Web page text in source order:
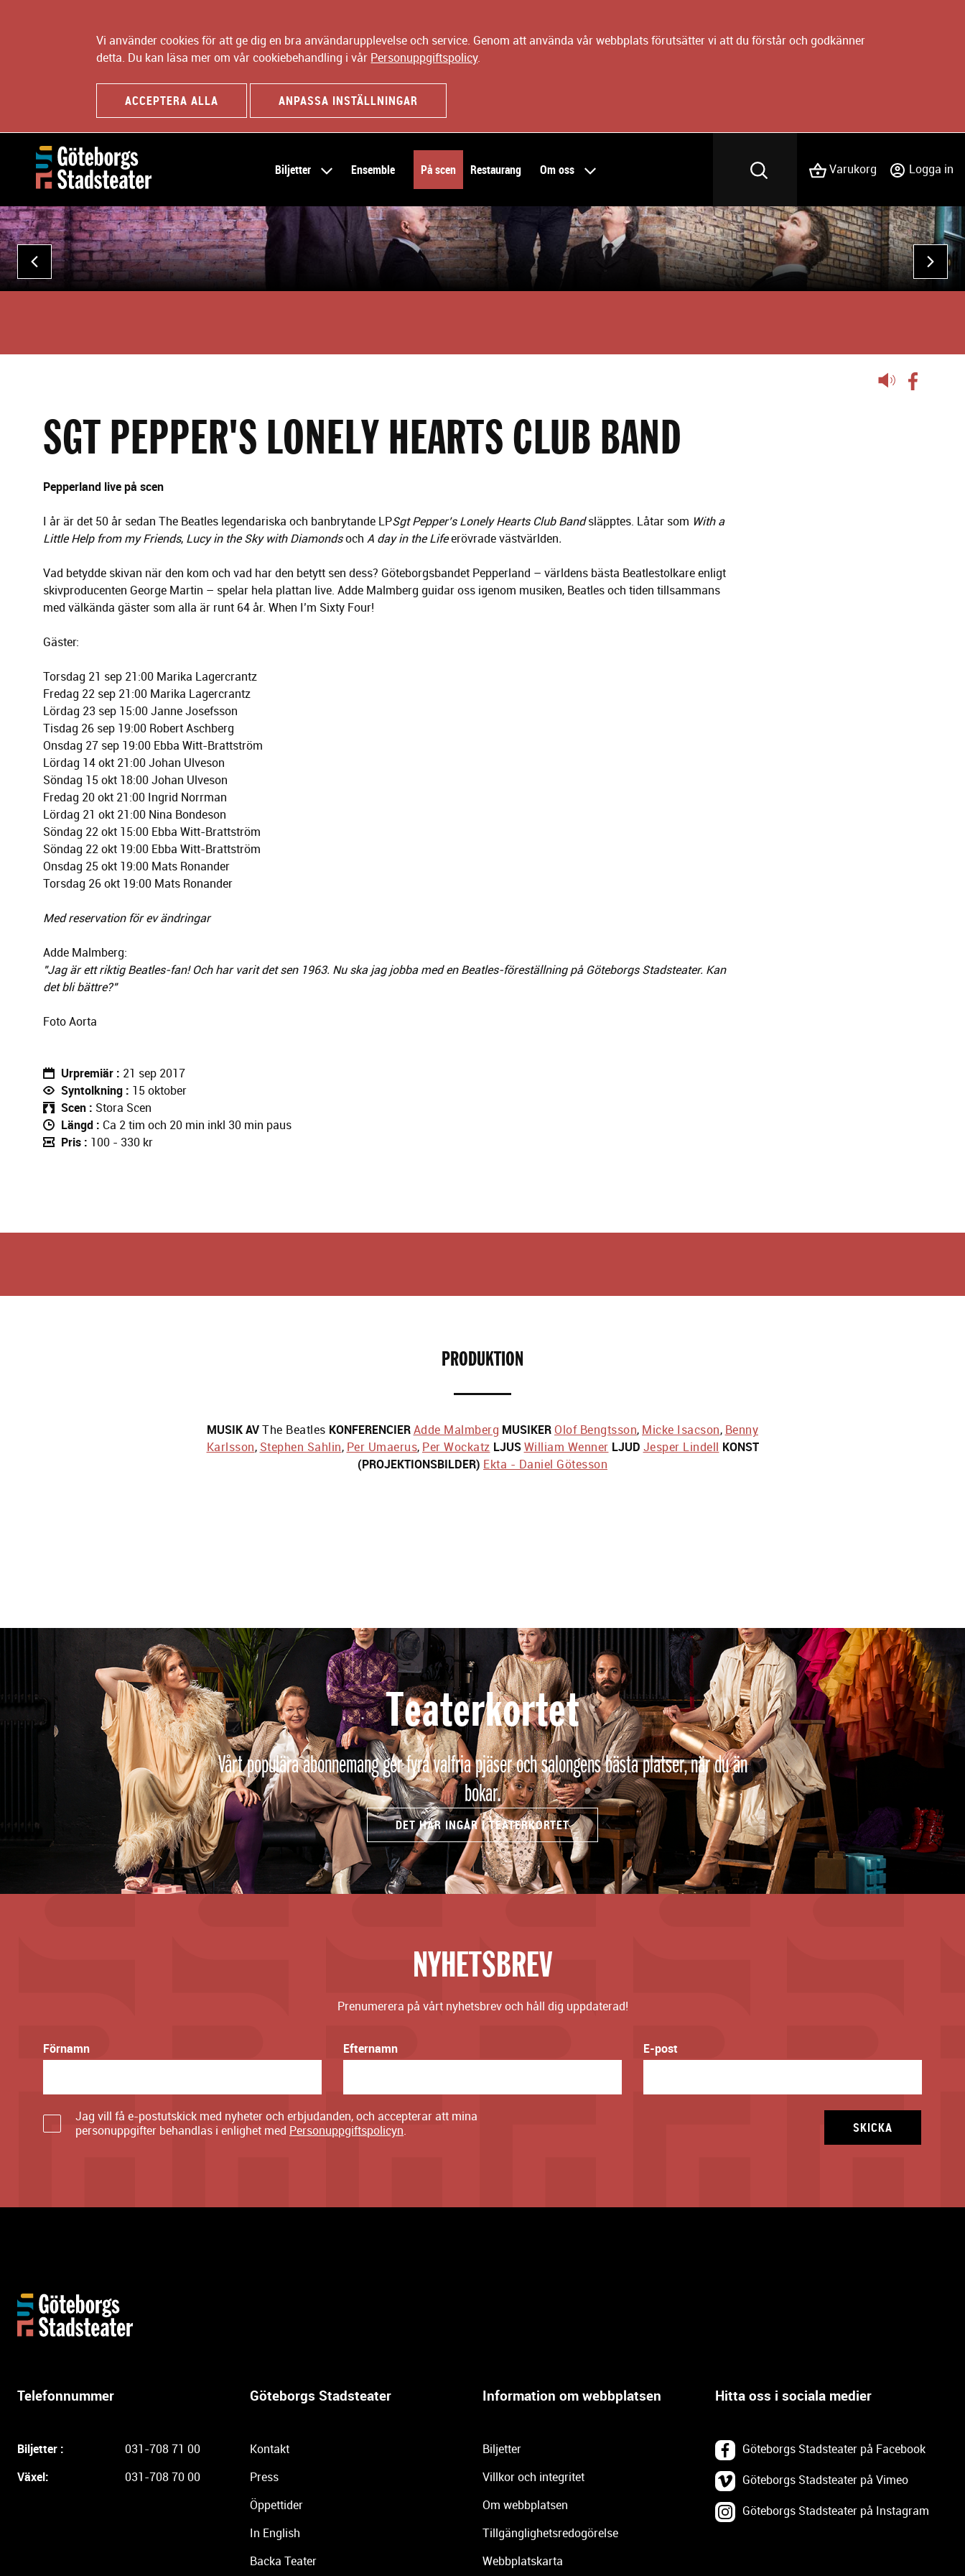
Vi använder cookies för att ge dig en bra användarupplevelse och service. Genom att använda vår webbplats förutsätter vi att du förstår och godkänner
detta. Du kan läsa mer om vår cookiebehandling i vår Personuppgiftspolicy.
ACCEPTERA ALLA ANPASSA INSTÄLLNINGAR
Varukorg Logga in
H
v
u
d
v
r
Biljetter Ensemble På scen Restaurang Om oss
B
i
l
d
s FÖREGÅENDE NÄSTA
Lyssna
SGT PEPPER'S LONELY HEARTS CLUB BAND
Pepperland live på scen
I år är det 50 år sedan The Beatles legendariska och banbrytande LPSgt Pepper’s Lonely Hearts Club Bandsläpptes. Låtar som With a
Little Help from my Friends, Lucy in the Sky with Diamondsoch A day in the Lifeerövrade västvärlden.
Vad betydde skivan när den kom och vad har den betytt sen dess? Göteborgsbandet Pepperland – världens bästa Beatlestolkare enligt
skivproducenten George Martin – spelar hela plattan live. Adde Malmberg guidar oss igenom musiken, Beatles och tiden tillsammans
med välkända gäster som alla är runt 64 år. When I’m Sixty Four!
Gäster:
Torsdag 21 sep 21:00 Marika Lagercrantz
Fredag 22 sep 21:00 Marika Lagercrantz
Lördag 23 sep 15:00 Janne Josefsson
Tisdag 26 sep 19:00 Robert Aschberg
Onsdag 27 sep 19:00 Ebba Witt-Brattström
Lördag 14 okt 21:00 Johan Ulveson
Söndag 15 okt 18:00 Johan Ulveson
Fredag 20 okt 21:00 Ingrid Norrman
Lördag 21 okt 21:00 Nina Bondeson
Söndag 22 okt 15:00 Ebba Witt-Brattström
Söndag 22 okt 19:00 Ebba Witt-Brattström
Onsdag 25 okt 19:00 Mats Ronander
Torsdag 26 okt 19:00 Mats Ronander
Med reservation för ev ändringar
Adde Malmberg:
"Jag är ett riktig Beatles-fan! Och har varit det sen 1963. Nu ska jag jobba med en Beatles-föreställning på Göteborgs Stadsteater. Kan
det bli bättre?"
Foto Aorta
Urpremiär
21 sep 2017
Syntolkning
15 oktober
Scen
Stora Scen
Längd
Ca 2 tim och 20 min inkl 30 min paus
Pris
100 - 330 kr
PRODUKTION
MUSIK AVThe Beatles KONFERENCIER Adde Malmberg MUSIKER Olof Bengtsson, Micke Isacson, Benny
Karlsson, Stephen Sahlin, Per Umaerus, Per Wockatz LJUS William Wenner LJUD Jesper Lindell KONST
(PROJEKTIONSBILDER) Ekta - Daniel Götesson
Teaterkortet
Vårt populära abonnemang ger fyra valfria pjäser och salongens bästa platser, när du än
bokar.
DET HÄR INGÅR I TEATERKORTET
NYHETSBREV
Prenumerera på vårt nyhetsbrev och håll dig uppdaterad!
Förnamn Efternamn E-post
Jag vill få e-postutskick med nyheter och erbjudanden, och accepterar att mina
personuppgifter behandlas i enlighet med Personuppgiftspolicyn. SKICKA
Telefonnummer
Biljetter :
031-708 71 00
Växel:
031-708 70 00
Göteborgs Stadsteater
Kontakt
Press
Öppettider
In English
Backa Teater
Information om webbplatsen
Biljetter
Villkor och integritet
Om webbplatsen
Tillgänglighetsredogörelse
Webbplatskarta
Hitta oss i sociala medier
Göteborgs Stadsteater på Facebook
Göteborgs Stadsteater på Vimeo
Göteborgs Stadsteater på Instagram